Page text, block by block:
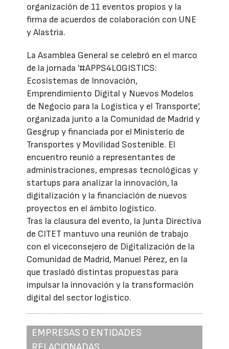
organización de 11 eventos propios y la
firma de acuerdos de colaboración con UNE
y Alastria.
La Asamblea General se celebró en el marco
de la jornada '#APPS4LOGISTICS:
Ecosistemas de Innovación,
Emprendimiento Digital y Nuevos Modelos
de Negocio para la Logística y el Transporte',
organizada junto a la Comunidad de Madrid y
Gesgrup y financiada por el Ministerio de
Transportes y Movilidad Sostenible. El
encuentro reunió a representantes de
administraciones, empresas tecnológicas y
startups para analizar la innovación, la
digitalización y la financiación de nuevos
proyectos en el ámbito logístico.
Tras la clausura del evento, la Junta Directiva
de CITET mantuvo una reunión de trabajo
con el viceconsejero de Digitalización de la
Comunidad de Madrid, Manuel Pérez, en la
que trasladó distintas propuestas para
impulsar la innovación y la transformación
digital del sector logístico.
EMPRESAS O ENTIDADES